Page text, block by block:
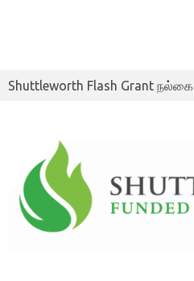
Shuttleworth Flash Grant நல்கை